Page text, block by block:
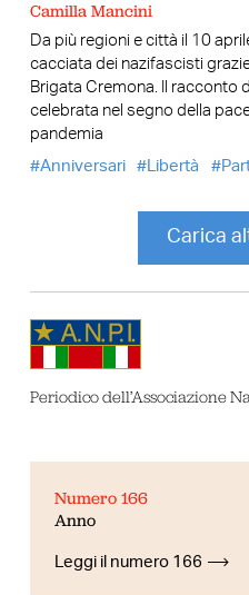
Camilla Mancini
Da più regioni e città il 10
cacciata dei nazifascisti
Brigata Cremona. Il racconto
celebrata nel segno della
pandemia
Anniversari
Libertà
Carica
Periodico dell’Associazione
Numero 166
Anno
Leggi il numero 166